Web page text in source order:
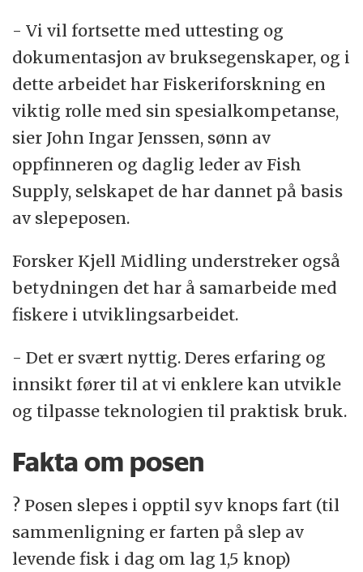
- Vi vil fortsette med uttesting og
dokumentasjon av bruksegenskaper, og i
dette arbeidet har Fiskeriforskning en
viktig rolle med sin spesialkompetanse,
sier John Ingar Jenssen, sønn av
oppfinneren og daglig leder av Fish
Supply, selskapet de har dannet på basis
av slepeposen.
Forsker Kjell Midling understreker også
betydningen det har å samarbeide med
fiskere i utviklingsarbeidet.
- Det er svært nyttig. Deres erfaring og
innsikt fører til at vi enklere kan utvikle
og tilpasse teknologien til praktisk bruk.
Fakta om posen
? Posen slepes i opptil syv knops fart (til
sammenligning er farten på slep av
levende fisk i dag om lag 1,5 knop)